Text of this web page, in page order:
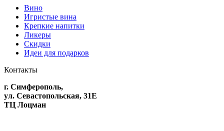
Вино
Игристые вина
Крепкие напитки
Ликеры
Скидки
Идеи для подарков
Контакты
г. Симферополь,
ул. Севастопольская, 31Е
ТЦ Лоцман